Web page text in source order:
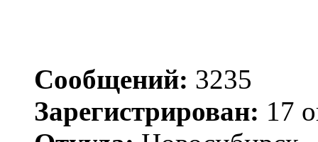
Сообщений: 3235
Зарегистрирован: 17